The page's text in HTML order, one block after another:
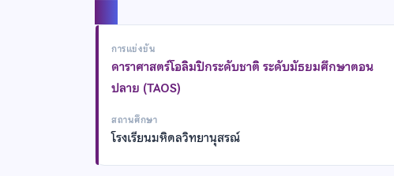
การแข่งขัน
ดาราศาสตร์โอลิมปิกระดับชาติ ระดับมัธยมศึกษาตอน
ปลาย (TAOS)
สถานศึกษา
โรงเรียนมหิดลวิทยานุสรณ์